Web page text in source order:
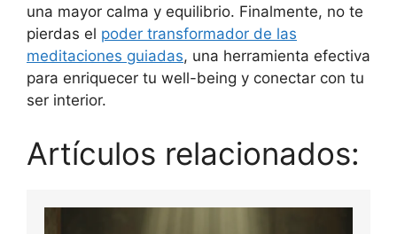
una mayor calma y equilibrio. Finalmente, no te
pierdas el poder transformador de las
meditaciones guiadas, una herramienta efectiva
para enriquecer tu well-being y conectar con tu
ser interior.
Artículos relacionados: